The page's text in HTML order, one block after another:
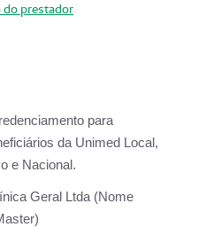
do prestador
para
da Unimed Local,
e Nacional.
Geral Ltda (Nome